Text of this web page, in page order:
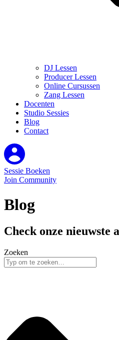
DJ Lessen
Producer Lessen
Online Cursussen
Zang Lessen
Docenten
Studio Sessies
Blog
Contact
Sessie Boeken
Join Community
Blog
Check onze nieuwste
Zoeken